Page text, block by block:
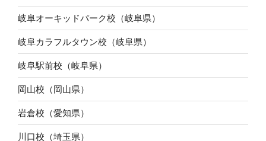
岐阜オーキッドパーク校（岐阜県）
岐阜カラフルタウン校（岐阜県）
岐阜駅前校（岐阜県）
岡山校（岡山県）
岩倉校（愛知県）
川口校（埼玉県）